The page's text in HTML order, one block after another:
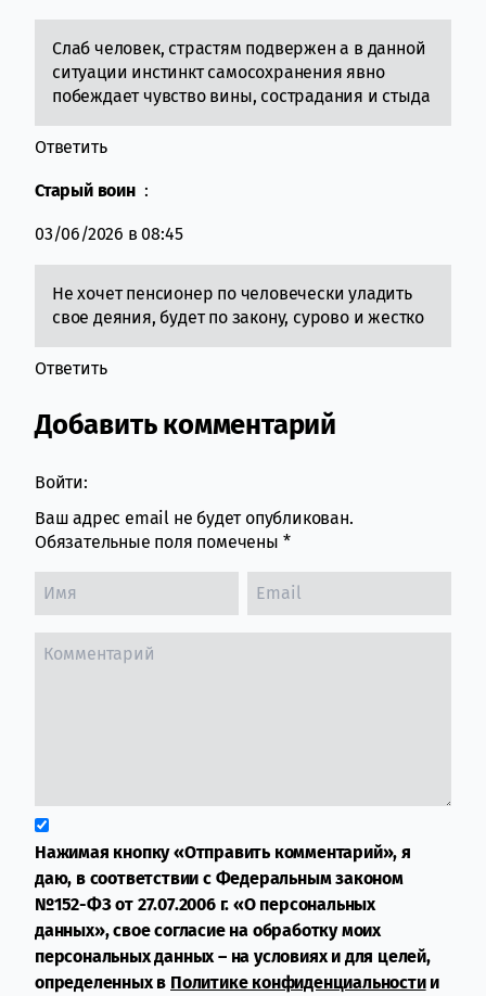
Слаб человек, страстям подвержен а в данной
ситуации инстинкт самосохранения явно
побеждает чувство вины, сострадания и стыда
Ответить
Старый воин :
03/06/2026 в 08:45
Не хочет пенсионер по человечески уладить
свое деяния, будет по закону, сурово и жестко
Ответить
Добавить комментарий
Войти:
Ваш адрес email не будет опубликован.
Обязательные поля помечены *
Нажимая кнопку «Отправить комментарий», я
даю, в соответствии с Федеральным законом
№152-ФЗ от 27.07.2006 г. «О персональных
данных», свое согласие на обработку моих
персональных данных – на условиях и для целей,
определенных в Политике конфиденциальностии